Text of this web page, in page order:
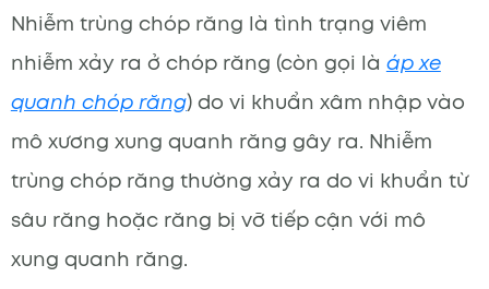
Nhiễm trùng chóp răng là tình trạng viêm
nhiễm xảy ra ở chóp răng (còn gọi là áp xe
quanh chóp răng) do vi khuẩn xâm nhập vào
mô xương xung quanh răng gây ra. Nhiễm
trùng chóp răng thường xảy ra do vi khuẩn từ
sâu răng hoặc răng bị vỡ tiếp cận với mô
xung quanh răng.